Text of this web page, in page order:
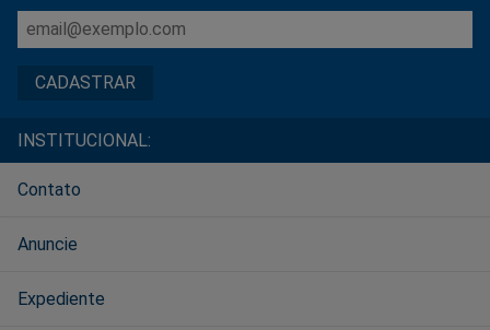
INSTITUCIONAL:
Contato
Anuncie
Expediente